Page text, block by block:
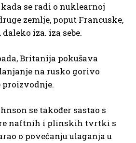
se radi o nuklearnoj
zemlje, poput Francuske,
iza. iza sebe.
Britanija pokušava
na rusko gorivo
proizvodnje.
se također sastao s
naftnih i plinskih tvrtki s
o povećanju ulaganja u